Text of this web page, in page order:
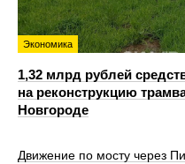
Экономика
1,32 млрд рублей
на реконструкцию
Новгороде
Движение по мосту через